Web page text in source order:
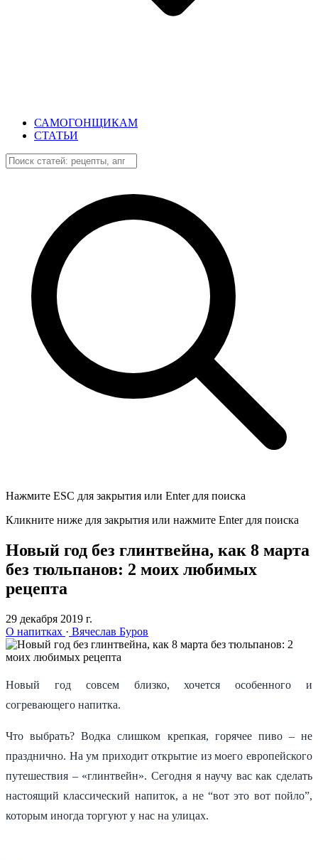
САМОГОНЩИКАМ
СТАТЬИ
Нажмите ESC для закрытия или Enter для поиска
Кликните ниже для закрытия или нажмите Enter для поиска
Новый год без глинтвейна, как 8 марта
без тюльпанов: 2 моих любимых
рецепта
29 декабря 2019 г.
О напитках · Вячеслав Буров
Новый год совсем близко, хочется особенного и
согревающего напитка.
Что выбрать? Водка слишком крепкая, горячее пиво – не
празднично. На ум приходит открытие из моего европейского
путешествия – «глинтвейн». Сегодня я научу вас как сделать
настоящий классический напиток, а не “вот это вот пойло”,
которым иногда торгуют у нас на улицах.